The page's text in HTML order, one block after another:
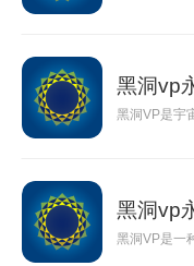
黑洞vp
黑洞VP是宇
黑洞vp
黑洞VP是一